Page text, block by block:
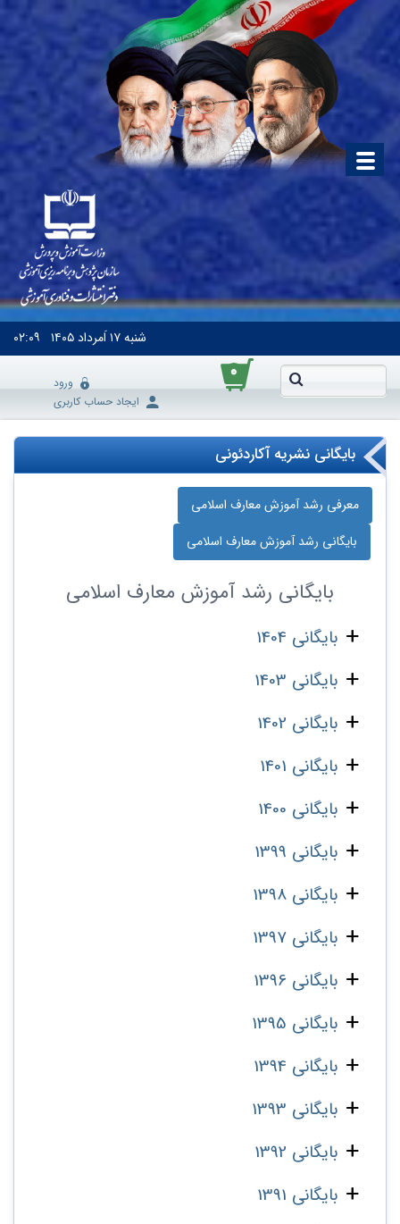
شنبه۱۷ اَمرداد ۱۴۰۵ ۰۲:۰۹
۰
ورود
ایجاد حساب کاربری
بایگانی نشریه آکاردئونی
معرفی رشد آموزش معارف اسلامی
بایگانی رشد آموزش معارف اسلامی
بایگانی رشد آموزش معارف اسلامی
بایگانی 1404
بایگانی 1403
بایگانی 1402
بایگانی 1401
بایگانی 1400
بایگانی 1399
بایگانی 1398
بایگانی 1397
بایگانی 1396
بایگانی 1395
بایگانی 1394
بایگانی 1393
بایگانی 1392
بایگانی 1391